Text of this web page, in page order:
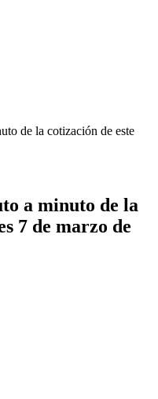
de la cotización de este
a minuto de la
7 de marzo de